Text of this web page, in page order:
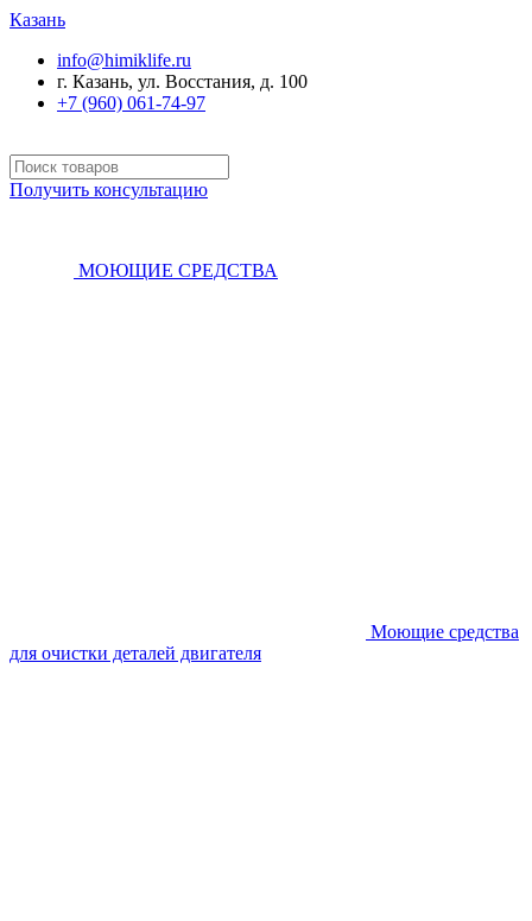
Казань
info@himiklife.ru
г. Казань, ул. Восстания, д. 100
+7 (960) 061-74-97
Получить консультацию
МОЮЩИЕ СРЕДСТВА
Моющие средства
для очистки деталей двигателя